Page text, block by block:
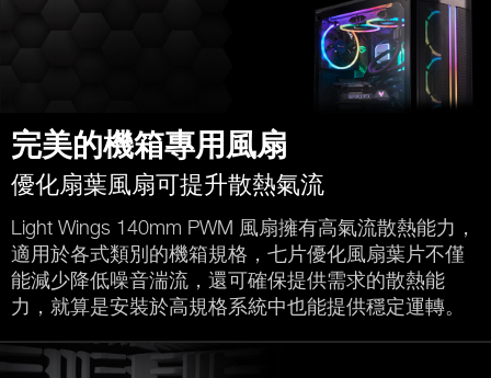
完美的機箱專用風扇
優化扇葉風扇可提升散熱氣流
Light Wings 140mm PWM 風扇擁有高氣流散熱能力，
適用於各式類別的機箱規格，七片優化風扇葉片不僅
能減少降低噪音湍流，還可確保提供需求的散熱能
力，就算是安裝於高規格系統中也能提供穩定運轉。